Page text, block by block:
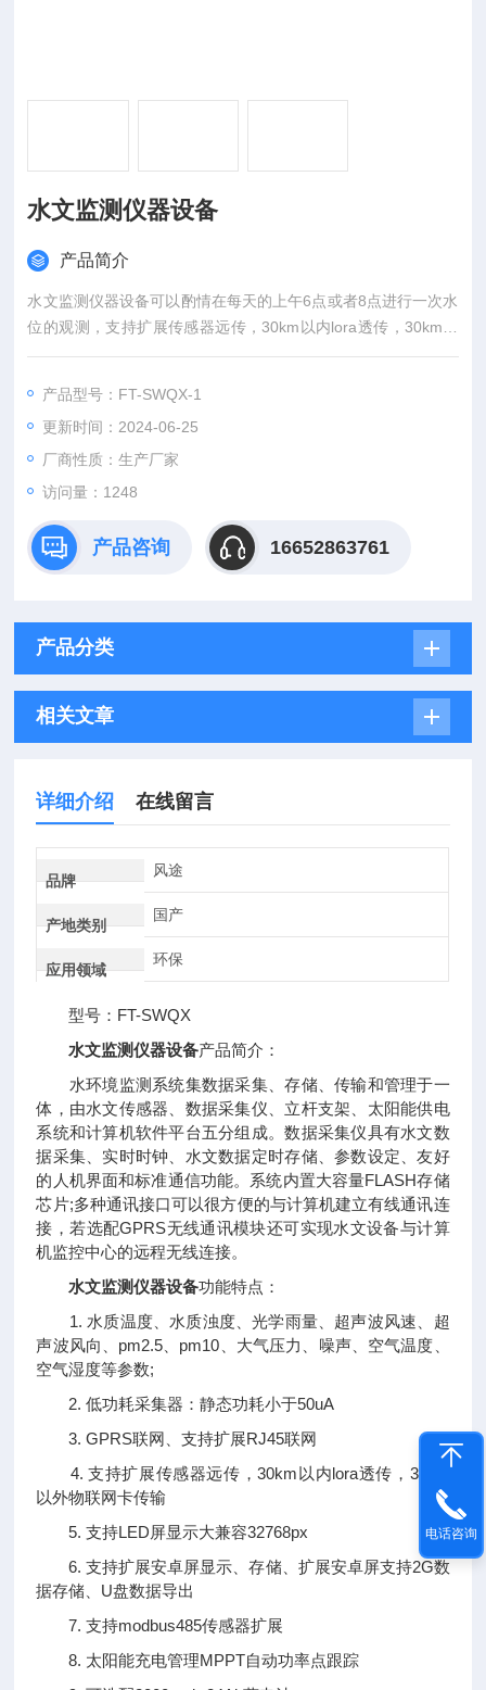
水文监测仪器设备
产品简介
水文监测仪器设备可以酌情在每天的上午6点或者8点进行一次水
位的观测，支持扩展传感器远传，30km以内lora透传，30km以
外物联网卡传输
产品型号：FT-SWQX-1
更新时间：2024-06-25
厂商性质：生产厂家
访问量：1248
产品咨询 16652863761
产品分类
相关文章
详细介绍 在线留言
品牌
风途
产地类别
国产
应用领域
环保
型号：FT-SWQX
水文监测仪器设备产品简介：
水环境监测系统集数据采集、存储、传输和管理于一
体，由水文传感器、数据采集仪、立杆支架、太阳能供电
系统和计算机软件平台五分组成。数据采集仪具有水文数
据采集、实时时钟、水文数据定时存储、参数设定、友好
的人机界面和标准通信功能。系统内置大容量FLASH存储
芯片;多种通讯接口可以很方便的与计算机建立有线通讯连
接，若选配GPRS无线通讯模块还可实现水文设备与计算
机监控中心的远程无线连接。
水文监测仪器设备功能特点：
1. 水质温度、水质浊度、光学雨量、超声波风速、超
声波风向、pm2.5、pm10、大气压力、噪声、空气温度、
空气湿度等参数;
2. 低功耗采集器：静态功耗小于50uA
3. GPRS联网、支持扩展RJ45联网
4. 支持扩展传感器远传，30km以内lora透传，30km
以外物联网卡传输
5. 支持LED屏显示大兼容32768px
6. 支持扩展安卓屏显示、存储、扩展安卓屏支持2G数
据存储、U盘数据导出
7. 支持modbus485传感器扩展
8. 太阳能充电管理MPPT自动功率点跟踪
电话咨询